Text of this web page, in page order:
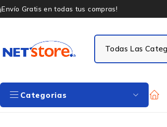
¡Envío Gratis en todas tus compras!
Categorias